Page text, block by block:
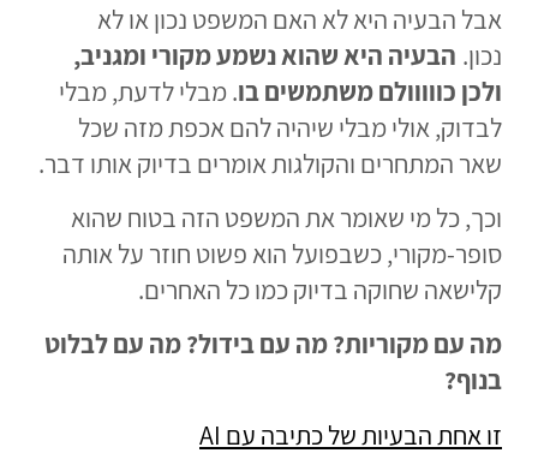
אבל הבעיה היא לא האם המשפט נכון או לא
נכון. הבעיה היא שהוא נשמע מקורי ומגניב,
ולכן כווווולם משתמשים בו. מבלי לדעת, מבלי
לבדוק, אולי מבלי שיהיה להם אכפת מזה שכל
שאר המתחרים והקולגות אומרים בדיוק אותו דבר.
וכך, כל מי שאומר את המשפט הזה בטוח שהוא
סופר-מקורי, כשבפועל הוא פשוט חוזר על אותה
קלישאה שחוקה בדיוק כמו כל האחרים.
מה עם מקוריות? מה עם בידול? מה עם לבלוט
בנוף?
זו אחת הבעיות של כתיבה עם AI